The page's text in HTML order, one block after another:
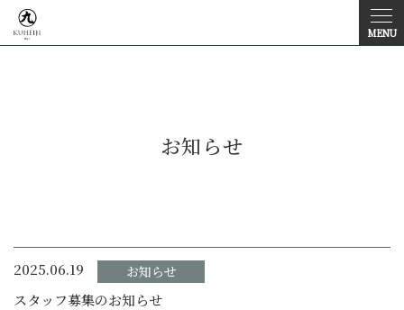
MENU
お知らせ
2025.06.19 お知らせ
スタッフ募集のお知らせ